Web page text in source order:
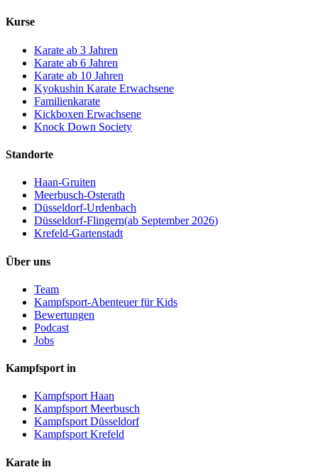
Kurse
Karate ab 3 Jahren
Karate ab 6 Jahren
Karate ab 10 Jahren
Kyokushin Karate Erwachsene
Familienkarate
Kickboxen Erwachsene
Knock Down Society
Standorte
Haan-Gruiten
Meerbusch-Osterath
Düsseldorf-Urdenbach
Düsseldorf-Flingern(ab September 2026)
Krefeld-Gartenstadt
Über uns
Team
Kampfsport-Abenteuer für Kids
Bewertungen
Podcast
Jobs
Kampfsport in
Kampfsport Haan
Kampfsport Meerbusch
Kampfsport Düsseldorf
Kampfsport Krefeld
Karate in